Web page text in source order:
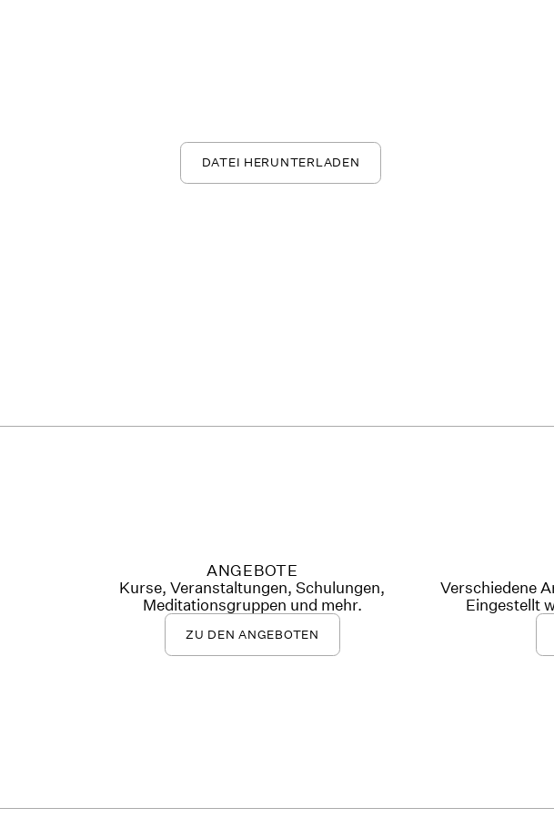
DATEI HERUNTERLADEN
ANGEBOTE
Kurse, Veranstaltungen, Schulungen,
Meditationsgruppen und mehr.
ZU DEN ANGEBOTEN
Verschiedene
Eingestellt